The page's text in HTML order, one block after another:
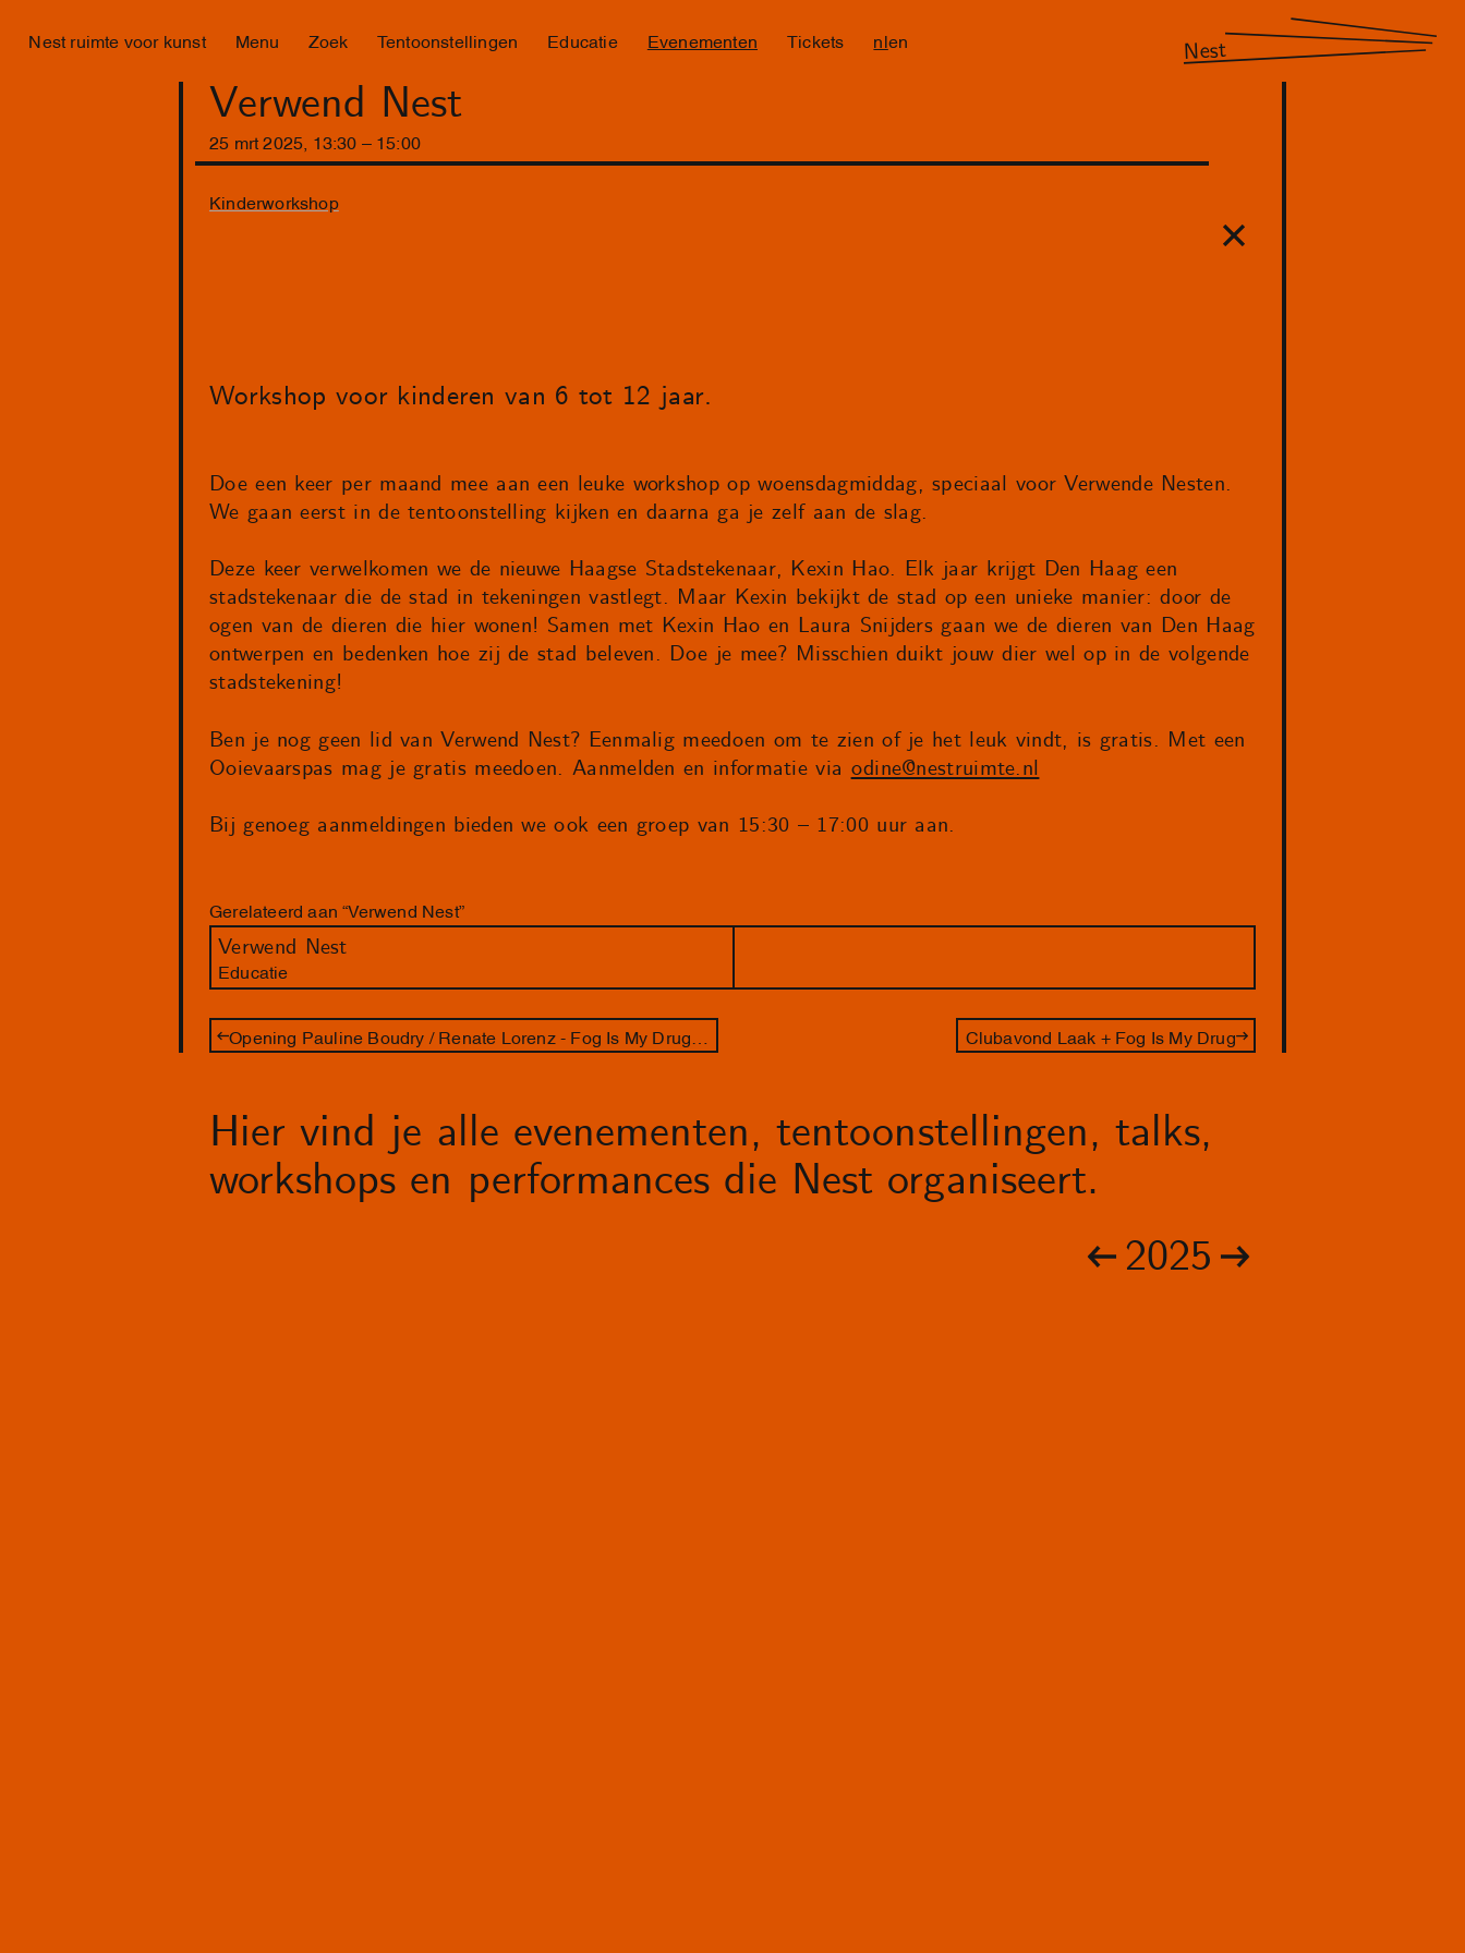
Nest ruimte voor kunst Menu Zoek Tentoonstellingen Educatie Evenementen Tickets nl en Nest
Verwend Nest
25 mrt 2025 13 : 30 15 : 00
Kinderworkshop
Workshop voor kinderen van 6 tot 12 jaar.
Doe een keer per maand mee aan een leuke workshop op woensdagmiddag, speciaal voor Verwende Nesten.
We gaan eerst in de tentoonstelling kijken en daarna ga je zelf aan de slag.
Deze keer verwelkomen we de nieuwe Haagse Stadstekenaar, Kexin Hao. Elk jaar krijgt Den Haag een
stadstekenaar die de stad in tekeningen vastlegt. Maar Kexin bekijkt de stad op een unieke manier: door de
ogen van de dieren die hier wonen! Samen met Kexin Hao en Laura Snijders gaan we de dieren van Den Haag
ontwerpen en bedenken hoe zij de stad beleven. Doe je mee? Misschien duikt jouw dier wel op in de volgende
stadstekening!
Ben je nog geen lid van Verwend Nest? Eenmalig meedoen om te zien of je het leuk vindt, is gratis. Met een
Ooievaarspas mag je gratis meedoen. Aanmelden en informatie via odine@nestruimte.nl
Bij genoeg aanmeldingen bieden we ook een groep van 15:30 – 17:00 uur aan.
Gerelateerd aan “Verwend Nest”
Verwend Nest
Educatie
Clubavond Laak + Fog Is My Drug
Hier vind je alle evenementen, tentoonstellingen, talks,
workshops en performances die Nest organiseert.
2025